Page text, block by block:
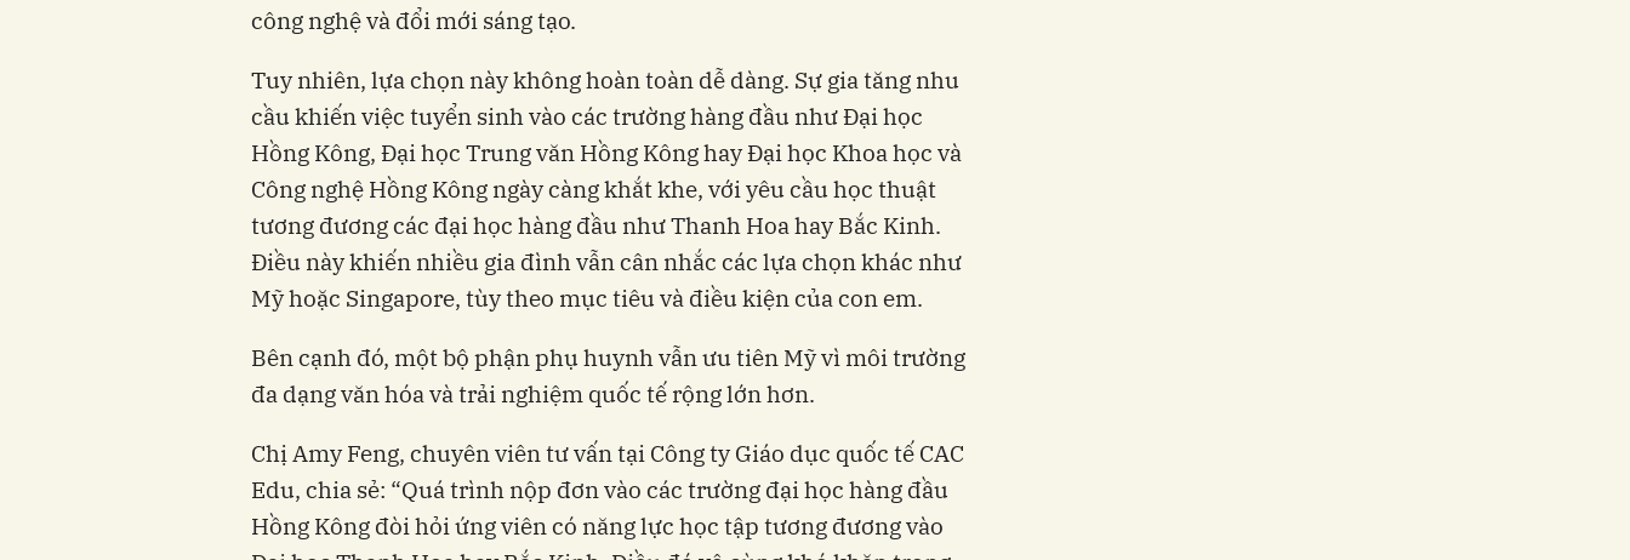
công nghệ và đổi mới sáng tạo.
Tuy nhiên, lựa chọn này không hoàn toàn dễ dàng. Sự gia tăng nhu
cầu khiến việc tuyển sinh vào các trường hàng đầu như Đại học
Hồng Kông, Đại học Trung văn Hồng Kông hay Đại học Khoa học và
Công nghệ Hồng Kông ngày càng khắt khe, với yêu cầu học thuật
tương đương các đại học hàng đầu như Thanh Hoa hay Bắc Kinh.
Điều này khiến nhiều gia đình vẫn cân nhắc các lựa chọn khác như
Mỹ hoặc Singapore, tùy theo mục tiêu và điều kiện của con em.
Bên cạnh đó, một bộ phận phụ huynh vẫn ưu tiên Mỹ vì môi trường
đa dạng văn hóa và trải nghiệm quốc tế rộng lớn hơn.
Chị Amy Feng, chuyên viên tư vấn tại Công ty Giáo dục quốc tế CAC
Edu, chia sẻ: “Quá trình nộp đơn vào các trường đại học hàng đầu
Hồng Kông đòi hỏi ứng viên có năng lực học tập tương đương vào